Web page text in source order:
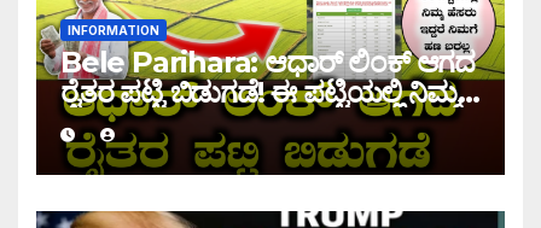
INFORMATION
Bele Parihara: ಆಧಾರ್ ಲಿಂಕ್ ಆಗದ
ರೈತರ ಪಟ್ಟಿ ಬಿಡುಗಡೆ! ಈ ಪಟ್ಟಿಯಲ್ಲಿ ನಿಮ್ಮ
ಹೆಸರು ಇದ್ದರೆ ನಿಮಗೆ ಹಣ ಜಮಾ ಆಗಲ್ಲ !